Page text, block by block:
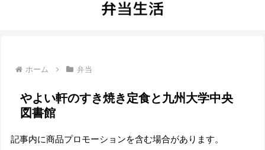
ホーム 弁当
やよい軒のすき焼き定食と九州大学中央
図書館
記事内に商品プロモーションを含む場合があります。